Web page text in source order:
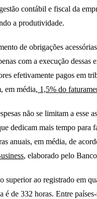
contábil e fiscal da
a produtividade.
de obrigações
com a execução dessas
efetivamente pagos em
em média, 1,5% do
não se limitam a esse
dedicam mais tempo para
anuais, em média, de
, elaborado pelo
superior ao registrado em
é de 332 horas. Entre